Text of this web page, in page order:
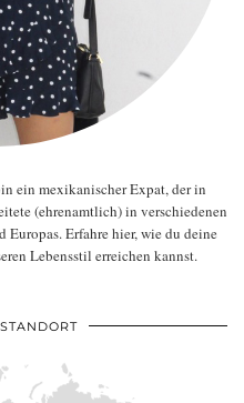
ein mexikanischer Expat, der in
(ehrenamtlich) in verschiedenen
Erfahre hier, wie du deine
Lebensstil erreichen kannst.